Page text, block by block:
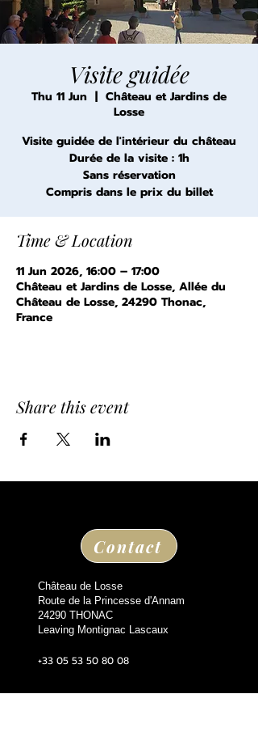
Visite guidée
Thu 11 Jun
  |
Château et Jardins de
Losse
Visite guidée de l'intérieur du château
Durée de la visite : 1h
Sans réservation
Compris dans le prix du billet
Time & Location
11 Jun 2026, 16:00 – 17:00
Château et Jardins de Losse, Allée du
Château de Losse, 24290 Thonac,
France
Share this event
Contact
Château de Losse
Route de la Princesse d'Annam
24290 THONAC
Leaving Montignac Lascaux
+33 05 53 50 80 08